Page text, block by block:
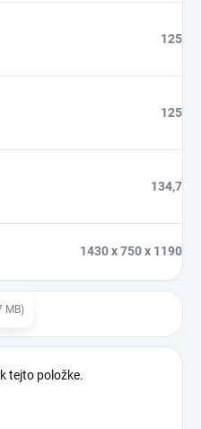
125
125
134,7
1430 x 750 x 1190
MB)
tejto položke.